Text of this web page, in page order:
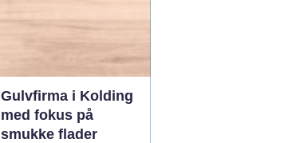
Gulvfirma i Kolding
med fokus på
smukke flader